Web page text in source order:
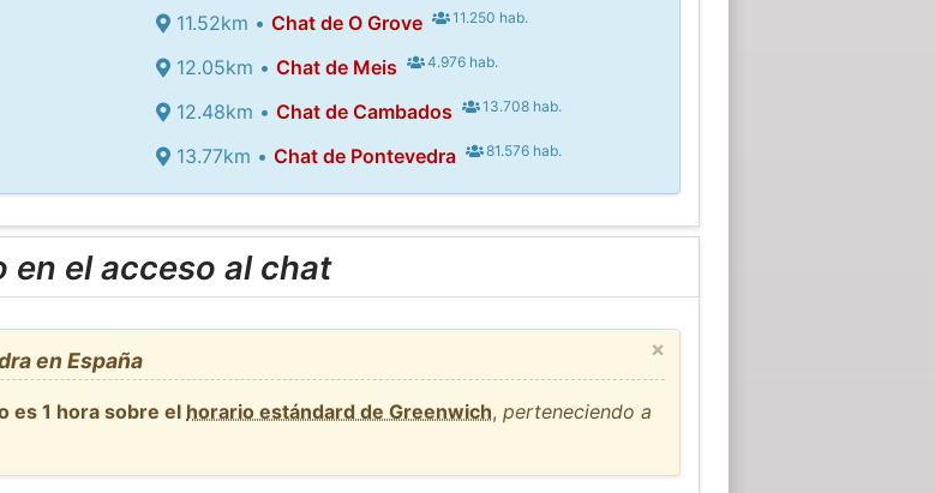
11.52km •Chat de O Grove 11.250 hab.
12.05km •Chat de Meis 4.976 hab.
12.48km •Chat de Cambados 13.708 hab.
13.77km •Chat de Pontevedra 81.576 hab.
el acceso al chat
×
en España
es 1 hora sobre el horario estándard de Greenwich,perteneciendo a